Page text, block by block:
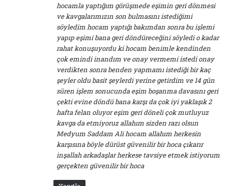
hocamla yaptığım görüşmede eşimin geri dönmesi
ve kavgalarımızın son bulmasını istediğimi
söyledim hocam yaptığı bakımdan sonra bu işlemi
yapıp eşimi bana geri döndüreceğini söyledi o kadar
rahat konuşuyordu ki hocam benimle kendinden
çok emindi inandım ve onay vermemi istedi onay
verdikten sonra benden yapmamı istediği bir kaç
şeyler oldu basit şeylerdi yerine getirdim ve 14 gün
süren işlem sonucunda eşim boşanma davasını geri
çekti evine döndü bana karşı da çok iyi yaklaşık 2
hafta felan oluyor eşim geri döneli çok mutluyuz
kavga da etmiyoruz allahım sizden razı olsun
Medyum Saddam Ali hocam allahım herkesin
karşısına böyle dürüst güvenilir bir hoca çıkarır
inşallah arkadaşlar herkese tavsiye etmek istiyorum
gerçekten güvenilir bir hoca